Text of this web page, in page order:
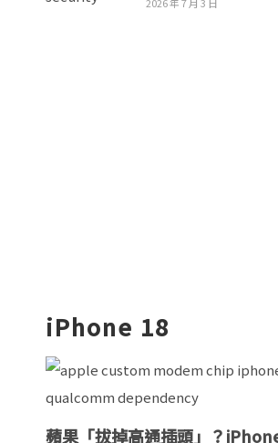
iPhone 18
蘋果「拔掉高通插頭」？